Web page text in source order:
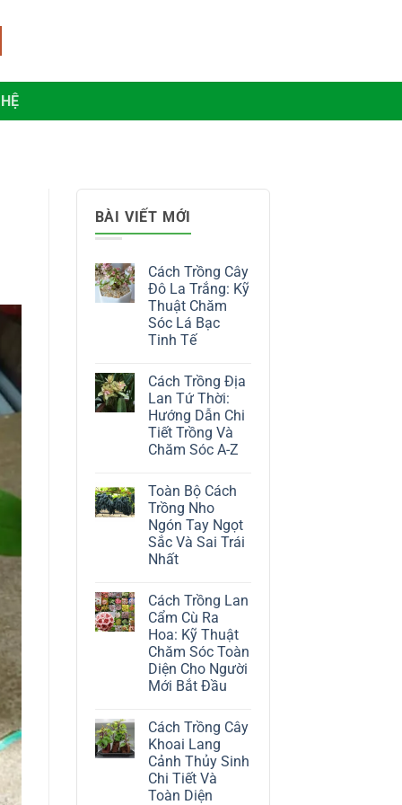
BÀI VIẾT MỚI
Cách Trồng Cây
Đô La Trắng: Kỹ
Thuật Chăm
Sóc Lá Bạc
Tinh Tế
bình
luận
ở
Cách
Trồng
Cây
Đô
Kỹ
Thuật
Chăm
Sóc
Lá
Bạc
Tinh
Cách Trồng Địa
Lan Tứ Thời:
Hướng Dẫn Chi
Tiết Trồng Và
Chăm Sóc A-Z
bình
luận
Cách
Trồng
Địa
Lan
Hướng
Dẫn
Chi
Tiết
Trồng
Và
Chăm
Sóc
A-
Toàn Bộ Cách
Trồng Nho
Ngón Tay Ngọt
Sắc Và Sai Trái
Nhất
bình
luận
ở
Toàn
Bộ
Cách
Trồng
Nho
Ngón
Sắc
Và
Sai
Trái
Nhất
Cách Trồng Lan
Cẩm Cù Ra
Hoa: Kỹ Thuật
Chăm Sóc Toàn
Diện Cho Người
Mới Bắt Đầu
bình
luận
ở
Cách
Trồng
Lan
Cẩm
Cách Trồng Cây
Khoai Lang
Cảnh Thủy Sinh
Chi Tiết Và
Toàn Diện